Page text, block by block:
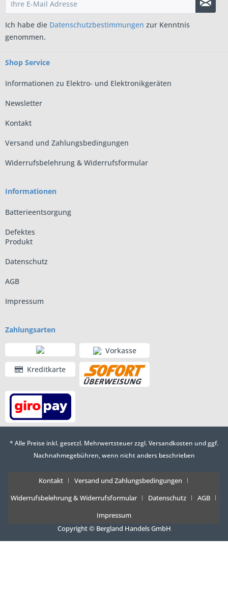
Ich habe die Datenschutzbestimmungen zur Kenntnis
genommen.
Shop Service
Informationen zu Elektro- und Elektronikgeräten
Newsletter
Kontakt
Versand und Zahlungsbedingungen
Widerrufsbelehrung & Widerrufsformular
Informationen
Batterieentsorgung
Defektes
Produkt
Datenschutz
AGB
Impressum
Zahlungsarten
Vorkasse
Kreditkarte
* Alle Preise inkl. gesetzl. Mehrwertsteuer zzgl.Versandkosten und ggf.
Nachnahmegebühren, wenn nicht anders beschrieben
Kontakt
Versand und Zahlungsbedingungen
Widerrufsbelehrung & Widerrufsformular
Datenschutz
AGB
Impressum
Copyright © Bergland Handels GmbH